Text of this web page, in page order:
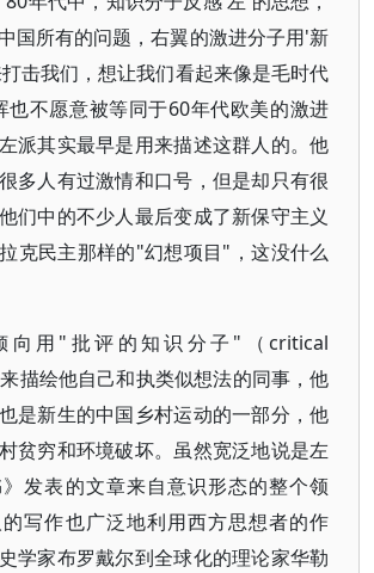
国所有的问题，右翼的激进分子用'新
击我们，想让我们看起来像是毛时代
也不愿意被等同于60年代欧美的激进
派其实最早是用来描述这群人的。他
多人有过激情和口号，但是却只有很
们中的不少人最后变成了新保守主义
克民主那样的"幻想项目"，这没什么
向用"批评的知识分子"（critical
描绘他自己和执类似想法的同事，他
是新生的中国乡村运动的一部分，他
贫穷和环境破坏。虽然宽泛地说是左
发表的文章来自意识形态的整个领
写作也广泛地利用西方思想者的作
学家布罗戴尔到全球化的理论家华勒